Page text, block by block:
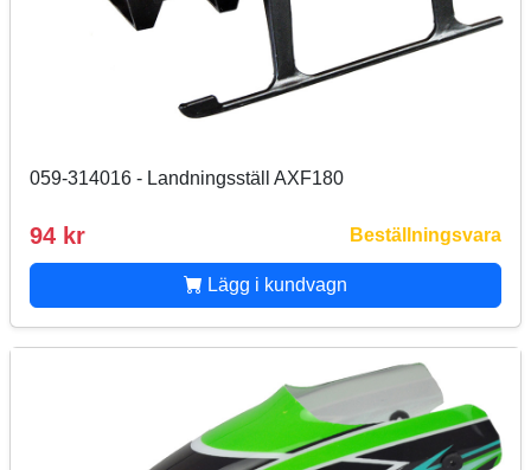
059-314016 - Landningsställ AXF180
94 kr Beställningsvara
Lägg i kundvagn